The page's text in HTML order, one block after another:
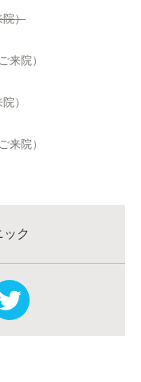
）
来院）
）
来院）
ク